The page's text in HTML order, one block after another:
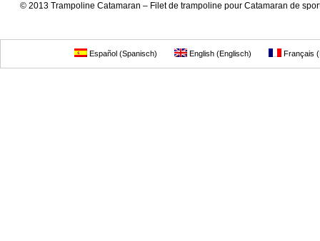
© 2013 Trampoline Catamaran – Filet de trampoline pour Catamaran de
Español (Spanisch) English (Englisch) Français (